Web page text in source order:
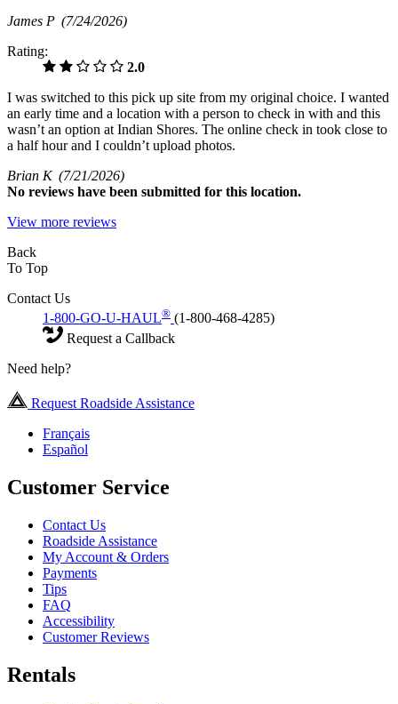
James P (7/24/2026)
Rating:
2.0
I was switched to this pick up site from my original choice. I wanted
an early time and a location with a person to check in with and this
wasn’t an option at Indian Shores. The online check in took close to
a half hour and I couldn’t upload photos.
Brian K (7/21/2026)
No reviews have been submitted for this location.
View more reviews
Back
To Top
Contact Us
1-800-GO-U-HAUL® (1-800-468-4285)
Request a Callback
Need help?
Request Roadside Assistance
Français
Español
Customer Service
Contact Us
Roadside Assistance
My Account & Orders
Payments
Tips
FAQ
Accessibility
Customer Reviews
Rentals